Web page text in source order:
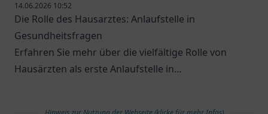
14.06.2026 10:52
Die Rolle des Hausarztes: Anlaufstelle in
Gesundheitsfragen
Erfahren Sie mehr über die vielfältige Rolle von
Hausärzten als erste Anlaufstelle in